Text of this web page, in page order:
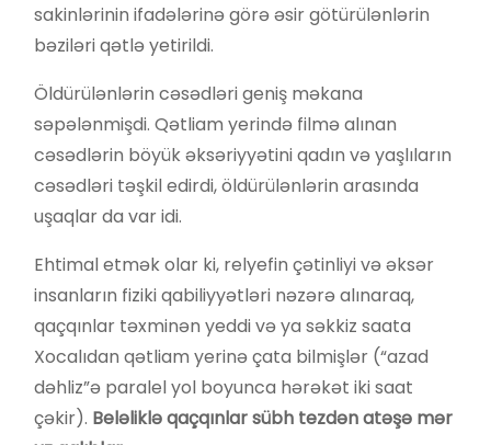
sakinlərinin ifadələrinə görə əsir götürülənlərin
bəziləri qətlə yetirildi.
Öldürülənlərin cəsədləri geniş məkana
səpələnmişdi. Qətliam yerində filmə alınan
cəsədlərin böyük əksəriyyətini qadın və yaşlıların
cəsədləri təşkil edirdi, öldürülənlərin arasında
uşaqlar da var idi.
Ehtimal etmək olar ki, relyefin çətinliyi və əksər
insanların fiziki qabiliyyətləri nəzərə alınaraq,
qaçqınlar təxminən yeddi və ya səkkiz saata
Xocalıdan qətliam yerinə çata bilmişlər (“azad
dəhliz”ə paralel yol boyunca hərəkət iki saat
çəkir). Beləlikləqaçqınlarsübh tezdənatəşə mər